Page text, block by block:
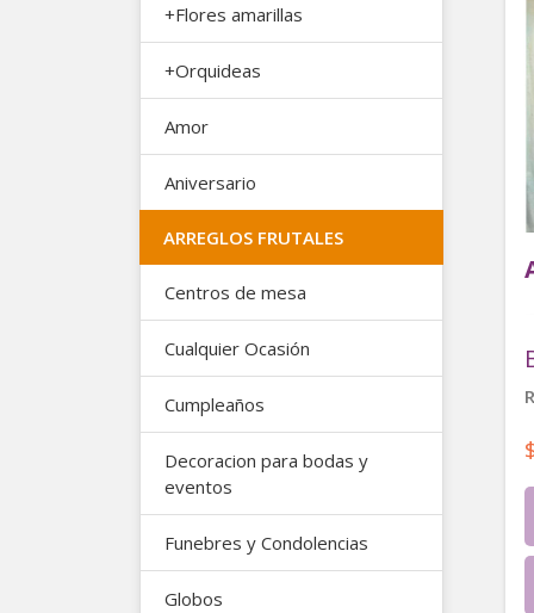
+Flores amarillas
+Orquideas
Amor
Aniversario
ARREGLOS FRUTALES
Centros de mesa
Cualquier Ocasión
Cumpleaños
Decoracion para bodas y
eventos
Funebres y Condolencias
Globos